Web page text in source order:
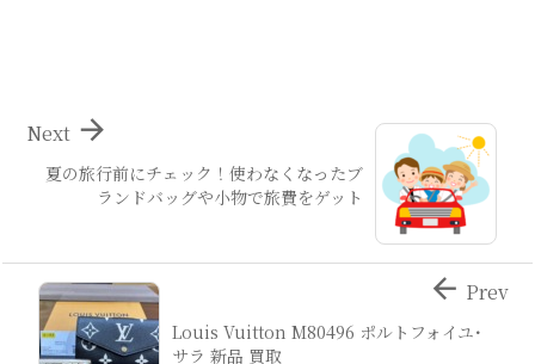
夏の旅行前にチェック！使わなくなったブ
ランドバッグや小物で旅費をゲット

Next
Louis Vuitton M80496 ポルトフォイユ･
サラ 新品 買取
 Prev